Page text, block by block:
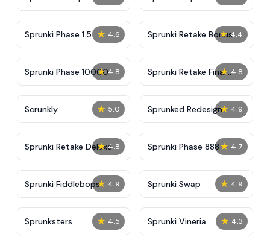
★ 4.6
Sprunki Phase 1.5 ★ 4.4
Sprunki Retake Bonus
★ 4.8
Sprunki Phase 10000 ★ 4.8
Sprunki Retake Final
Update
★ 5.0
Scrunkly ★ 4.9
Sprunked Redesign
★ 4.8
Sprunki Retake Deluxe ★ 4.7
Sprunki Phase 888
★ 4.9
Sprunki Fiddlebops ★ 4.9
Sprunki Swap
★ 4.5
Sprunksters ★ 4.3
Sprunki Vineria